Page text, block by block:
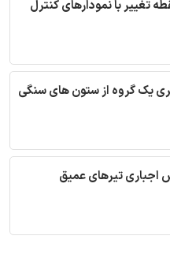
تغییر با نمودارهای کنترل
یک گروه از ستون های سنگی
اجباری تیرهای عمیق